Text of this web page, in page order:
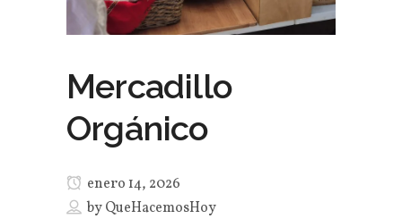
Mercadillo
Orgánico
enero 14, 2026
byQueHacemosHoy